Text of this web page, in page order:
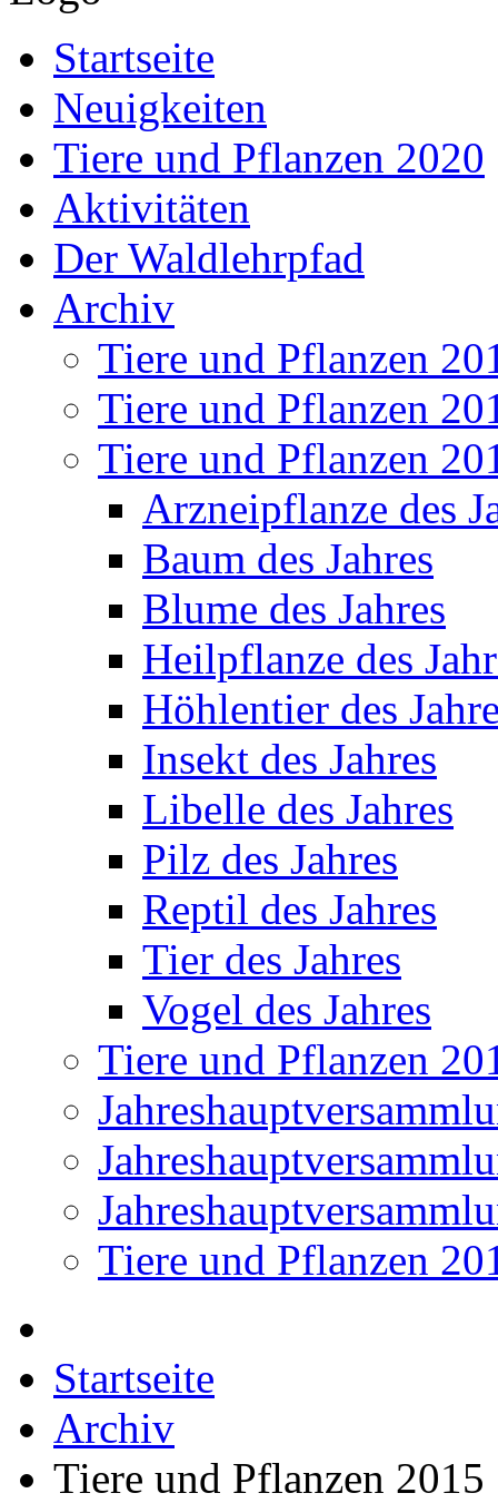
Startseite
Neuigkeiten
Tiere und Pflanzen 2020
Aktivitäten
Der Waldlehrpfad
Archiv
Tiere und Pflanzen
Tiere und Pflanzen
Tiere und Pflanzen
Arzneipflanze des
Baum des Jahres
Blume des Jahres
Heilpflanze des
Höhlentier des
Insekt des Jahres
Libelle des Jahres
Pilz des Jahres
Reptil des Jahres
Tier des Jahres
Vogel des Jahres
Tiere und Pflanzen
Tiere und Pflanzen
Startseite
Archiv
Tiere und Pflanzen 2015